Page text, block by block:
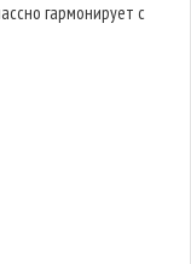
гармонирует с